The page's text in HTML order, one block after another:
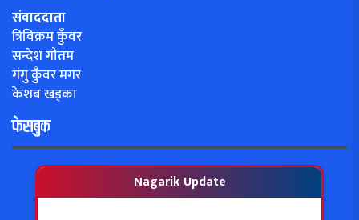
संवाददाता
त्रिविक्रम कुँवर
सन्देश गौतम
गंगु कुँवर मगर
केशब खड्का
फेसबुक
Nagarik Update